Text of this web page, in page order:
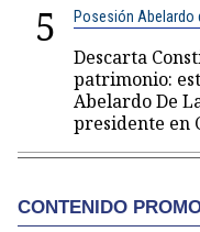
5 Posesión Abelardo
Descarta
patrimonio:
Abelardo De
presidente en